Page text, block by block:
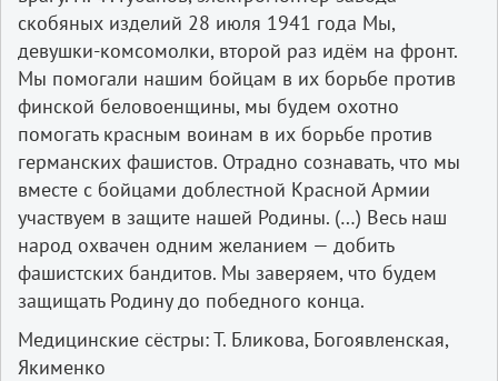
скобяных изделий 28 июля 1941 года Мы,
девушки-комсомолки, второй раз идём на фронт.
Мы помогали нашим бойцам в их борьбе против
финской беловоенщины, мы будем охотно
помогать красным воинам в их борьбе против
германских фашистов. Отрадно сознавать, что мы
вместе с бойцами доблестной Красной Армии
участвуем в защите нашей Родины. (…) Весь наш
народ охвачен одним желанием — добить
фашистских бандитов. Мы заверяем, что будем
защищать Родину до победного конца.
Медицинские сёстры: Т. Бликова, Богоявленская,
Якименко